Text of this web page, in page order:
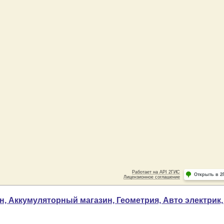
Аккумуляторный магазин, Геометрия, Авто